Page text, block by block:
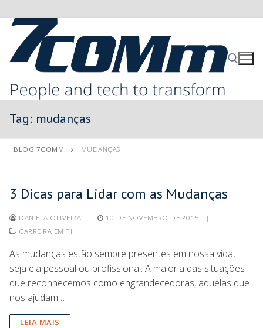
Tag: mudanças
BLOG 7COMM MUDANÇAS
3 Dicas para Lidar com as Mudanças
DANIELA OLIVEIRA | 10 DE NOVEMBRO DE 2015
|
CARREIRA EM TI
As mudanças estão sempre presentes em nossa vida,
seja ela pessoal ou profissional. A maioria das situações
que reconhecemos como engrandecedoras, aquelas que
nos ajudam…
LEIA MAIS